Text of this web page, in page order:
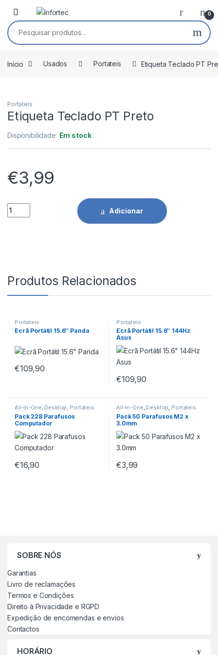
Saltar para navegação
Pular para o conteúdo
0
Pesquisar por:
Início Usados Portateis Etiqueta Teclado PT
Portateis
Etiqueta Teclado PT Preto
Disponibilidade: Em stock
€3,99
Etiqueta Teclado PT Preto quantidade
Adicionar
Produtos Relacionados
Portateis
Ecrã Portátil 15.6″ Panda
€109,90
Portateis
Ecrã Portátil 15.6″ 144Hz
Asus
€109,90
All-In-One, Desktop, Portateis
Pack 228 Parafusos
Computador
€16,90
All-In-One, Desktop, Portateis
Pack 50 Parafusos M2 x
3.0mm
€3,99
SOBRE NÓS
Garantias
Livro de reclamações
Termos e Condições
Direito à Privacidade e RGPD
Expedição de encomendas e envios
Contactos
HORÁRIO